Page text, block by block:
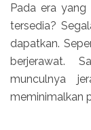
Pada era
tersedia?
dapatkan.
berjerawat.
munculnya
meminimalkan